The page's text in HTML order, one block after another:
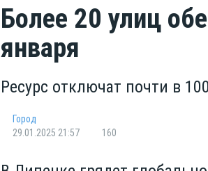
Более 20 улиц
января
Ресурс отключат почти в
Город
29.01.2025 21:57
160